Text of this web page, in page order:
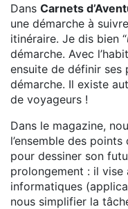
Dans Carnets
une démarche à
itinéraire. Je dis bien “
démarche. Avec
ensuite de définir ses
démarche. Il existe
de voyageurs !
Dans le magazine,
l’ensemble des
pour dessiner son
prolongement : il
informatiques
nous simplifier la